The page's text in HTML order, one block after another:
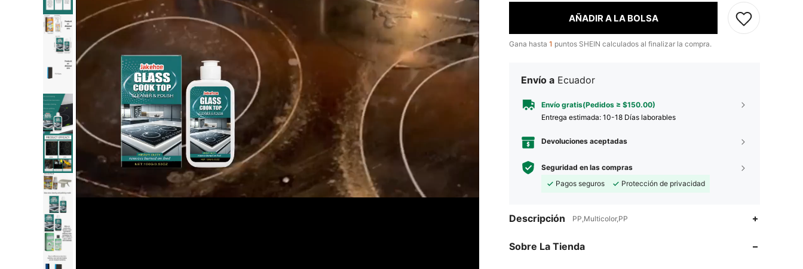
AÑADIR A LA BOLSA
Gana hasta 1 puntos SHEIN calculados al finalizar la compra.
Envío a Ecuador
Envío gratis(Pedidos ≥ $150.00)
Entrega estimada: 10-18 Días laborables
Devoluciones aceptadas
Seguridad en las compras
Pagos seguros
Protección de privacidad
Descripción PP,Multicolor,PP
Sobre La Tienda
4.60 18
4.60